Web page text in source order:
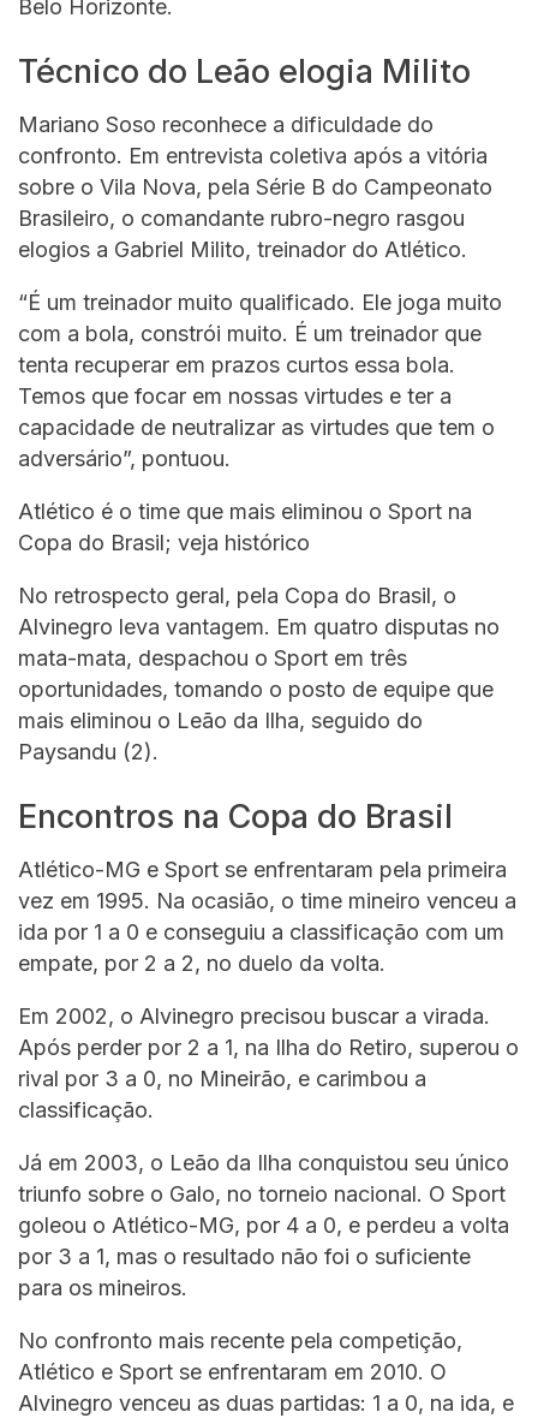
Belo Horizonte.
Técnico do Leão elogia Milito
Mariano Soso reconhece a dificuldade do
confronto. Em entrevista coletiva após a vitória
sobre o Vila Nova, pela Série B do Campeonato
Brasileiro, o comandante rubro-negro rasgou
elogios a Gabriel Milito, treinador do Atlético.
“É um treinador muito qualificado. Ele joga muito
com a bola, constrói muito. É um treinador que
tenta recuperar em prazos curtos essa bola.
Temos que focar em nossas virtudes e ter a
capacidade de neutralizar as virtudes que tem o
adversário”, pontuou.
Atlético é o time que mais eliminou o Sport na
Copa do Brasil; veja histórico
No retrospecto geral, pela Copa do Brasil, o
Alvinegro leva vantagem. Em quatro disputas no
mata-mata, despachou o Sport em três
oportunidades, tomando o posto de equipe que
mais eliminou o Leão da Ilha, seguido do
Paysandu (2).
Encontros na Copa do Brasil
Atlético-MG e Sport se enfrentaram pela primeira
vez em 1995. Na ocasião, o time mineiro venceu a
ida por 1 a 0 e conseguiu a classificação com um
empate, por 2 a 2, no duelo da volta.
Em 2002, o Alvinegro precisou buscar a virada.
Após perder por 2 a 1, na Ilha do Retiro, superou o
rival por 3 a 0, no Mineirão, e carimbou a
classificação.
Já em 2003, o Leão da Ilha conquistou seu único
triunfo sobre o Galo, no torneio nacional. O Sport
goleou o Atlético-MG, por 4 a 0, e perdeu a volta
por 3 a 1, mas o resultado não foi o suficiente
para os mineiros.
No confronto mais recente pela competição,
Atlético e Sport se enfrentaram em 2010. O
Alvinegro venceu as duas partidas: 1 a 0, na ida, e